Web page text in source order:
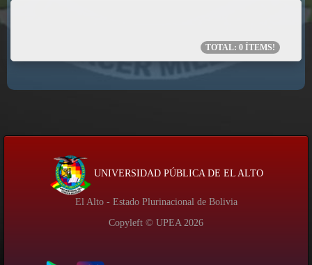
TOTAL: 0 ÍTEMS!
UNIVERSIDAD PÚBLICA DE EL ALTO
El Alto - Estado Plurinacional de Bolivia
Copyleft © UPEA 2026